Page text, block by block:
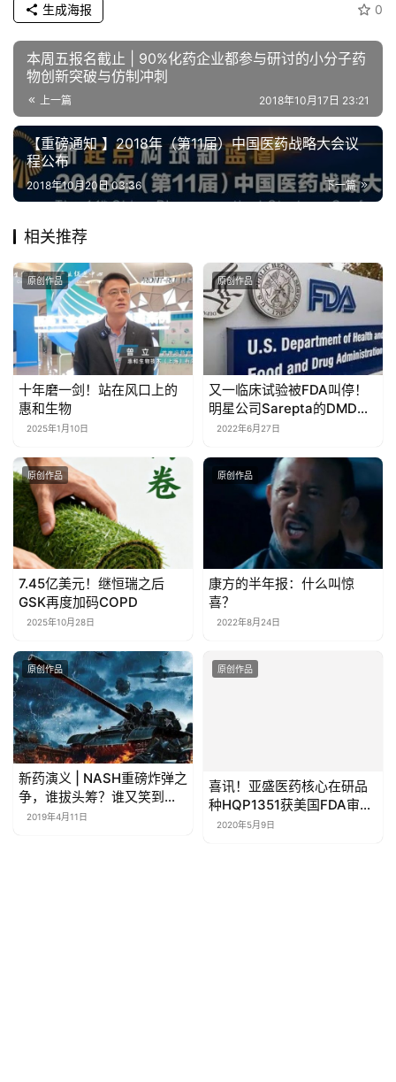
0
生成海报
本周五报名截止 | 90%化药企业都参与研讨的小分子药
物创新突破与仿制冲刺
上一篇 2018年10月17日 23:21
【重磅通知 】2018年（第11届）中国医药战略大会议
程公布
下一篇
2018年10月20日 03:36
相关推荐
原创作品
十年磨一剑！站在风口上的
惠和生物
2025年1月10日
原创作品
又一临床试验被FDA叫停！
明星公司Sarepta的DMD新
疗法开发遭遇挫折
2022年6月27日
原创作品
7.45亿美元！继恒瑞之后
GSK再度加码COPD
2025年10月28日
原创作品
康方的半年报：什么叫惊
喜？
2022年8月24日
原创作品
新药演义 | NASH重磅炸弹之
争，谁拔头筹？谁又笑到最
后？
2019年4月11日
原创作品
喜讯！亚盛医药核心在研品
种HQP1351获美国FDA审评
快速通道资格，再迎里程碑